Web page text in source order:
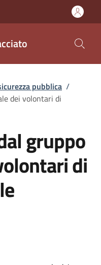
pubblica /
dei volontari di
gruppo
di